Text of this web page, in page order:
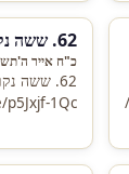
62. ששה נקודות בתיקון והדרגתם
כ"ח אייר
62. ששה
1Qc